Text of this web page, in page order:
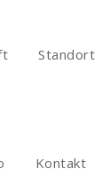
Standort
Kontakt